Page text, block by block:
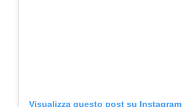
Visualizza questo post su Instagram